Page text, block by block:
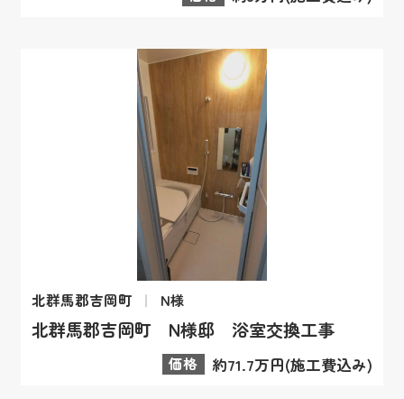
北群馬郡吉岡町 N様
北群馬郡吉岡町 N様邸 浴室交換工事
価格 約71.7万円(施工費込み)